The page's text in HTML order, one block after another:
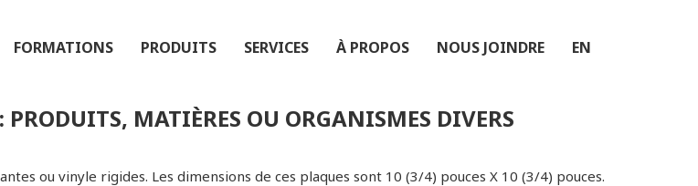
FORMATIONS PRODUITS SERVICES À PROPOS NOUS JOINDRE EN
MATIÈRES OU ORGANISMES DIVERS
ou vinyle rigides. Les dimensions de ces plaques sont 10 (3/4) pouces X 10 (3/4) pouces.